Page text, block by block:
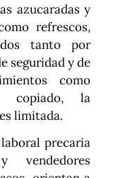
azucaradas y
refrescos,
tanto por
seguridad y de
como
copiado, la
limitada.
precaria